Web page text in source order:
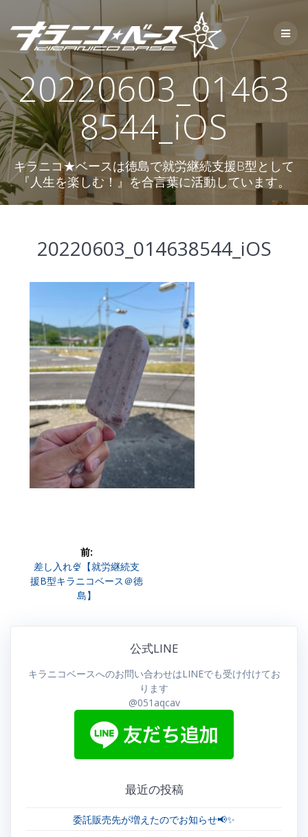
テ
ン
ツ
へ
ス
ッ
プ
20220603_01463
8544_iOS
キラニコ★ベースは徳島で就労継続支援B型として
『人生を楽しむ！』を合言葉に活動しています。
20220603_014638544_iOS
前:
前
の
差し入れ🍨【就労継続支
援B型キラニコベース＠徳
島】
公式LINE
キラニコベースへのお問い合わせはLINEでも受け付けてお
ります
@051aqcav
最近の投稿
委託販売先が増えたのでお知らせ📢✨